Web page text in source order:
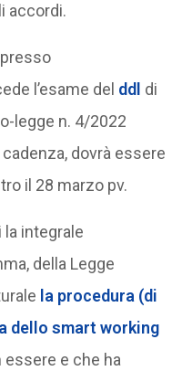
accordi.
l’esame del ddl
di
legge n. 4/2022
dovrà essere
il 28 marzo pv.
la integrale
della Legge
la procedura (di
dello smart working
essere e che ha